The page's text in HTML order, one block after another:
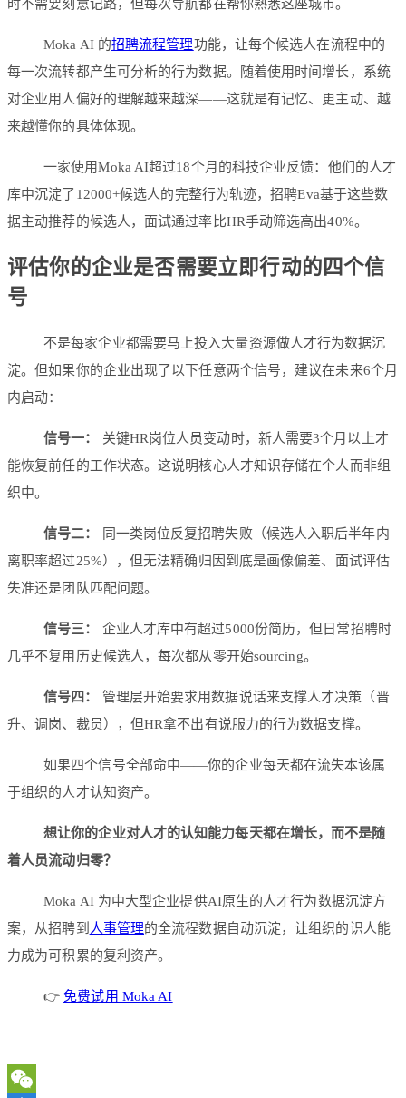
时不需要刻意记路，但每次导航都在帮你熟悉这座城市。
Moka AI 的招聘流程管理功能，让每个候选人在流程中的
每一次流转都产生可分析的行为数据。随着使用时间增长，系统
对企业用人偏好的理解越来越深——这就是有记忆、更主动、越
来越懂你的具体体现。
一家使用Moka AI超过18个月的科技企业反馈：他们的人才
库中沉淀了12000+候选人的完整行为轨迹，招聘Eva基于这些数
据主动推荐的候选人，面试通过率比HR手动筛选高出40%。
评估你的企业是否需要立即行动的四个信
号
不是每家企业都需要马上投入大量资源做人才行为数据沉
淀。但如果你的企业出现了以下任意两个信号，建议在未来6个月
内启动：
信号一：
关键HR岗位人员变动时，新人需要3个月以上才
能恢复前任的工作状态。这说明核心人才知识存储在个人而非组
织中。
信号二：
同一类岗位反复招聘失败（候选人入职后半年内
离职率超过25%），但无法精确归因到底是画像偏差、面试评估
失准还是团队匹配问题。
信号三：
企业人才库中有超过5000份简历，但日常招聘时
几乎不复用历史候选人，每次都从零开始sourcing。
信号四：
管理层开始要求用数据说话来支撑人才决策（晋
升、调岗、裁员），但HR拿不出有说服力的行为数据支撑。
如果四个信号全部命中——你的企业每天都在流失本该属
于组织的人才认知资产。
想让你的企业对人才的认知能力每天都在增长，而不是随
着人员流动归零？
Moka AI 为中大型企业提供AI原生的人才行为数据沉淀方
案，从招聘到 人事管理的全流程数据自动沉淀，让组织的识人能
力成为可积累的复利资产。
👉免费试用 Moka AI